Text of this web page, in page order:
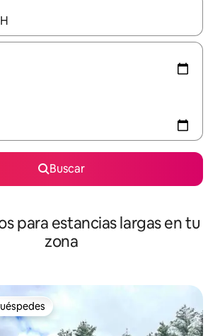
estén disponibles, podrás navegar
Buscar
para estancias largas en tu
zona